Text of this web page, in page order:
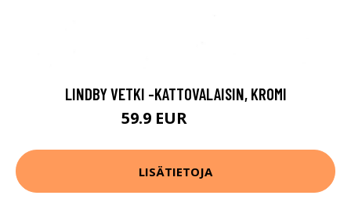
LINDBY VETKI -KATTOVALAISIN, KROMI
59.9 EUR
LISÄTIETOJA